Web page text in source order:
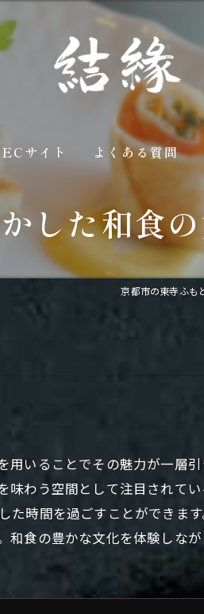
ECサイト よくある質問
した和食
京都市の東寺ふも
いることでその魅力が一層
わう空間として注目されて
時間を過ごすことができま
食の豊かな文化を体験しな